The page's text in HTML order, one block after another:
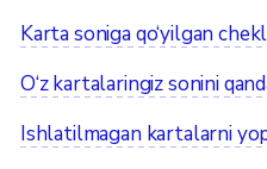
Karta soniga qo‘yilgan
O‘z kartalaringiz sonini
Ishlatilmagan kartalarni